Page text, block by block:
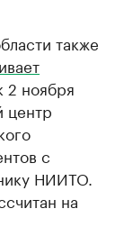
также
2 ноября
центр
с
НИИТО.
на